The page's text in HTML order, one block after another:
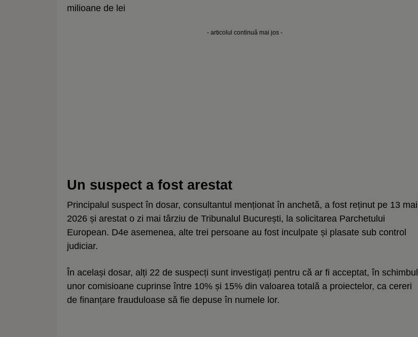
milioane de lei
- articolul continuă mai jos -
Un suspect a fost arestat
Principalul suspect în dosar, consultantul menționat în anchetă, a fost reținut pe 13 mai
2026 și arestat o zi mai târziu de Tribunalul București, la solicitarea Parchetului
European. D4e asemenea, alte trei persoane au fost inculpate și plasate sub control
judiciar.
În același dosar, alți 22 de suspecți sunt investigați pentru că ar fi acceptat, în schimbul
unor comisioane cuprinse între 10% și 15% din valoarea totală a proiectelor, ca cereri
de finanțare frauduloase să fie depuse în numele lor.